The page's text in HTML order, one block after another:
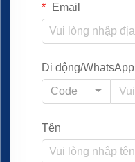
Email
Di động/WhatsApp
Code
Tên